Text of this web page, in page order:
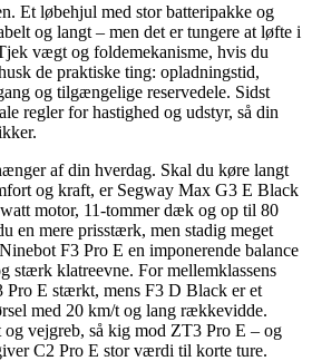
Et løbehjul med stor batteripakke og
og langt – men det er tungere at løfte i
vægt og foldemekanisme, hvis du
de praktiske ting: opladningstid,
og tilgængelige reservedele. Sidst
regler for hastighed og udstyr, så din
af din hverdag. Skal du køre langt
og kraft, er Segway Max G3 E Black
motor, 11-tommer dæk og op til 80
en mere prisstærk, men stadig meget
F3 Pro E en imponerende balance
stærk klatreevne. For mellemklassens
Pro E stærkt, mens F3 D Black er et
med 20 km/t og lang rækkevidde.
og vejgreb, så kig mod ZT3 Pro E – og
C2 Pro E stor værdi til korte ture.